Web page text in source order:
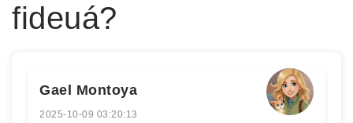
fideuá?
Gael Montoya
2025-10-09 03:20:13